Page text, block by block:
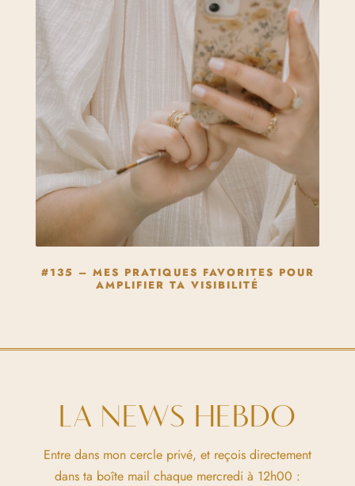
#135 – MES PRATIQUES FAVORITES POUR
AMPLIFIER TA VISIBILITÉ
LA NEWS HEBDO
Entre dans mon cercle privé, et reçois directement
dans ta boîte mail chaque mercredi à 12h00 :